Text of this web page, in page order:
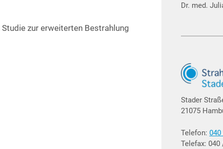
zur erwei­ter­ten Bestrahlung
Dr. med.
Stader
21075
Telefon: 040
Telefax: 040